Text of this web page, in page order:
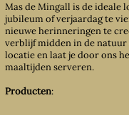
Mas de Mingall is de ideale
jubileum of verjaardag te
nieuwe herinneringen te
verblijf midden in de natuur
locatie en laat je door ons
maaltijden serveren.
Producten: